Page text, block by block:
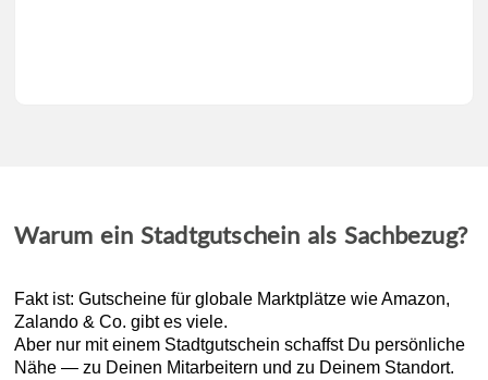
Warum ein Stadtgutschein als Sachbezug?
Fakt ist: Gutscheine für globale Marktplätze wie Amazon,
Zalando & Co. gibt es viele.
Aber nur mit einem Stadtgutschein schaffst Du persönliche
Nähe — zu Deinen Mitarbeitern und zu Deinem Standort.